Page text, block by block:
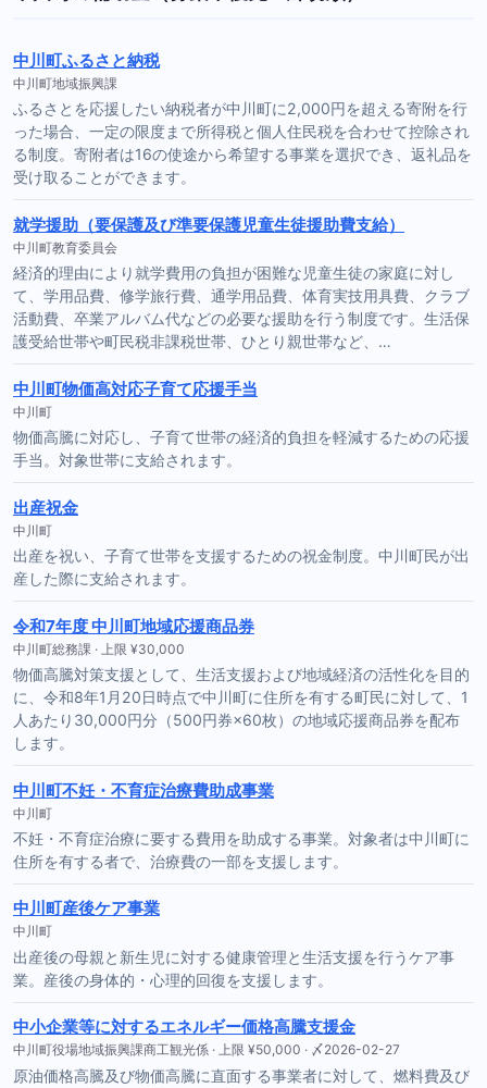
中川町ふるさと納税
中川町地域振興課
ふるさとを応援したい納税者が中川町に2,000円を超える寄附を行
った場合、一定の限度まで所得税と個人住民税を合わせて控除され
る制度。寄附者は16の使途から希望する事業を選択でき、返礼品を
受け取ることができます。
就学援助（要保護及び準要保護児童生徒援助費支給）
中川町教育委員会
経済的理由により就学費用の負担が困難な児童生徒の家庭に対し
て、学用品費、修学旅行費、通学用品費、体育実技用具費、クラブ
活動費、卒業アルバム代などの必要な援助を行う制度です。生活保
護受給世帯や町民税非課税世帯、ひとり親世帯など、…
中川町物価高対応子育て応援手当
中川町
物価高騰に対応し、子育て世帯の経済的負担を軽減するための応援
手当。対象世帯に支給されます。
出産祝金
中川町
出産を祝い、子育て世帯を支援するための祝金制度。中川町民が出
産した際に支給されます。
令和7年度 中川町地域応援商品券
中川町総務課 · 上限 ¥30,000
物価高騰対策支援として、生活支援および地域経済の活性化を目的
に、令和8年1月20日時点で中川町に住所を有する町民に対して、1
人あたり30,000円分（500円券×60枚）の地域応援商品券を配布
します。
中川町不妊・不育症治療費助成事業
中川町
不妊・不育症治療に要する費用を助成する事業。対象者は中川町に
住所を有する者で、治療費の一部を支援します。
中川町産後ケア事業
中川町
出産後の母親と新生児に対する健康管理と生活支援を行うケア事
業。産後の身体的・心理的回復を支援します。
中小企業等に対するエネルギー価格高騰支援金
中川町役場地域振興課商工観光係 · 上限 ¥50,000 · 〆2026-02-27
原油価格高騰及び物価高騰に直面する事業者に対して、燃料費及び